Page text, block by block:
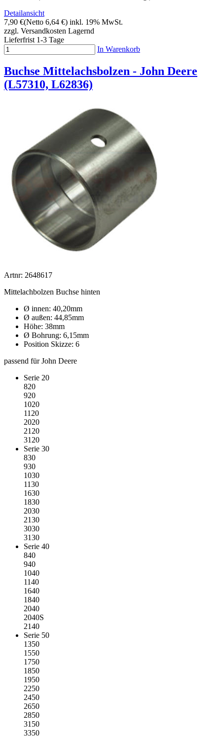
Detailansicht
7,90 €(Netto 6,64 €) inkl. 19% MwSt.
zzgl. Versandkosten Lagernd
Lieferfrist 1-3 Tage
In Warenkorb
Buchse Mittelachsbolzen - John Deere
(L57310, L62836)
Artnr: 2648617
Mittelachbolzen Buchse hinten
Ø innen: 40,20mm
Ø außen: 44,85mm
Höhe: 38mm
Ø Bohrung: 6,15mm
Position Skizze: 6
passend für John Deere
Serie 20
820
920
1020
1120
2020
2120
3120
Serie 30
830
930
1030
1130
1630
1830
2030
2130
3030
3130
Serie 40
840
940
1040
1140
1640
1840
2040
2040S
2140
Serie 50
1350
1550
1750
1850
1950
2250
2450
2650
2850
3150
3350